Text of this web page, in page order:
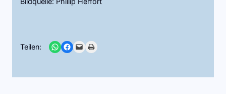
Teilen: Share on WhatsApp
Share on Facebook
Email this PagePrint this Page